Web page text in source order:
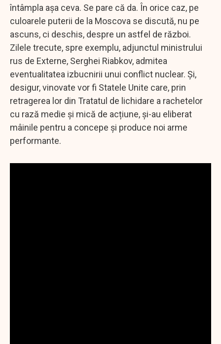
întâmpla așa ceva. Se pare că da. În orice caz, pe
culoarele puterii de la Moscova se discută, nu pe
ascuns, ci deschis, despre un astfel de război.
Zilele trecute, spre exemplu, adjunctul ministrului
rus de Externe, Serghei Riabkov, admitea
eventualitatea izbucnirii unui conflict nuclear. Și,
desigur, vinovate vor fi Statele Unite care, prin
retragerea lor din Tratatul de lichidare a rachetelor
cu rază medie și mică de acțiune, și-au eliberat
mâinile pentru a concepe și produce noi arme
performante.